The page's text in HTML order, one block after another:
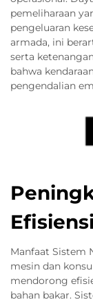
pemeliharaan
pengeluaran
armada, ini
serta
bahwa
pengendalian
Manfaat Sistem
mesin dan
mendorong
bahan bakar.